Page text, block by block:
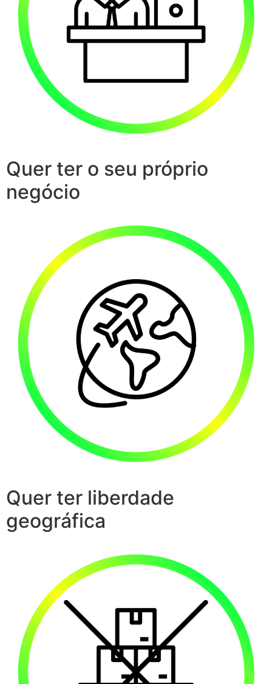
Quer ter o seu próprio
negócio
Quer ter liberdade
geográfica